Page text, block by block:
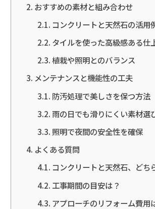
おすすめの素材と組み合わせ
コンクリートと天然石の活用
タイルを使った高級感ある仕
植栽や照明とのバランス
メンテナンスと機能性の工夫
防汚処理で美しさを保つ方法
雨の日でも滑りにくい素材選
照明で夜間の安全性を確保
よくある質問
コンクリートと天然石、どち
工事期間の目安は？
アプローチのリフォーム費用